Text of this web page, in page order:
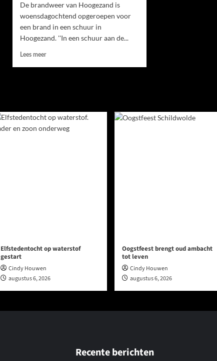
De brandweer van Hoogezand is
woensdagochtend opgeroepen voor
een brand in een schuur in
Hoogezand. ''In een schuur aan de...
Lees meer
Elfstedentocht op waterstof
gestart
Cindy Houwen
augustus 6, 2026
Oogstfeest brengt oud ambacht
tot leven
Cindy Houwen
augustus 6, 2026
Recente berichten